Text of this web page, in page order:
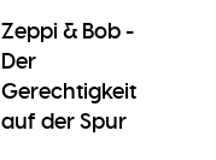
Zeppi & Bob -
Der
Gerechtigkeit
auf der Spur